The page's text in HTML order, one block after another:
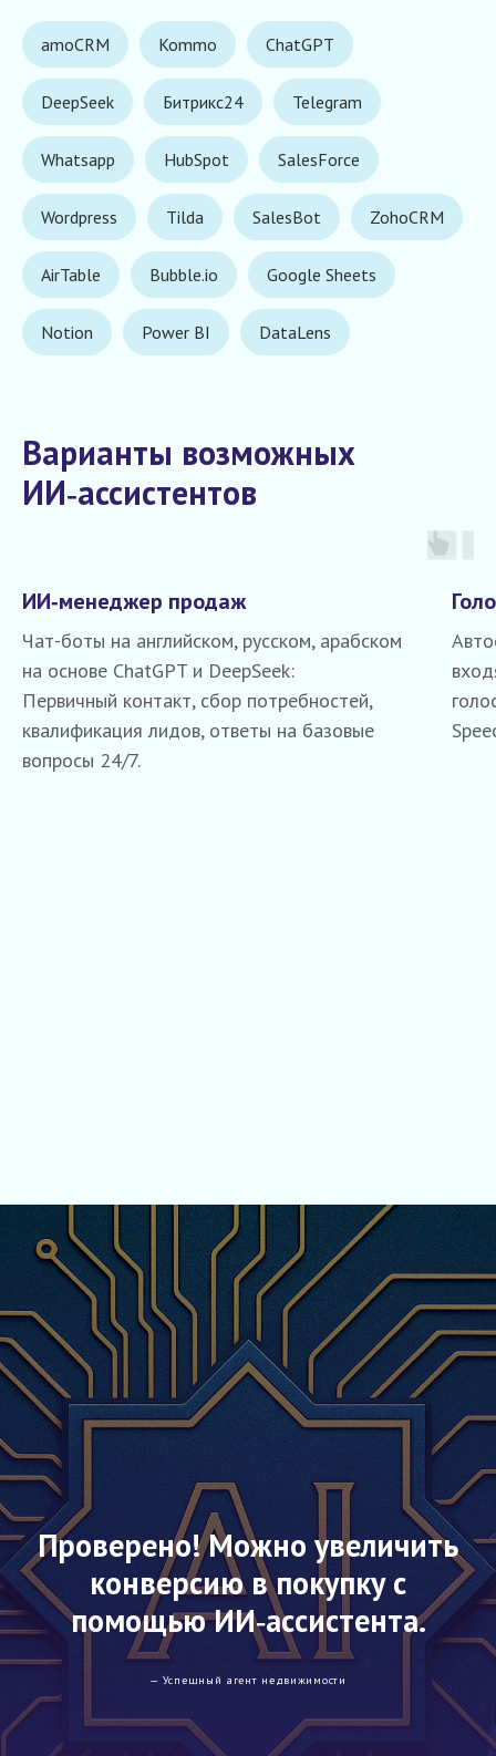
amoCRM Kommo ChatGPT
DeepSeek Битрикс24 Telegram
Whatsapp HubSpot SalesForce
Wordpress Tilda SalesBot ZohoCRM
AirTable Bubble.io Google Sheets
Notion Power BI DataLens
Варианты возможных
ИИ‑ассистентов
ИИ‑менеджер продаж
Чат-боты на английском, русском, арабском
на основе ChatGPT и DeepSeek:
Первичный контакт, сбор потребностей,
квалификация лидов, ответы на базовые
вопросы 24/7.
Проверено! Можно увеличить
конверсию в покупку с
помощью ИИ‑ассистента.
— Успешный агент недвижимости